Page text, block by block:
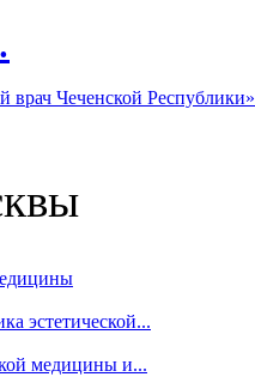
врач Чеченской Республики»
эстетической...
медицины и...